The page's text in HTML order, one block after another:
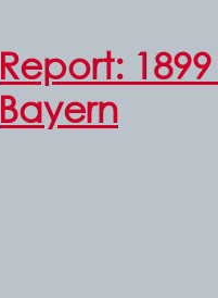
Report:
Bayern